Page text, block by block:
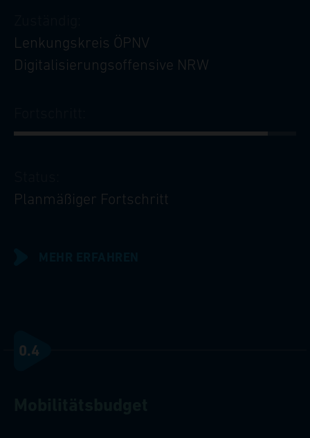
Lenkungskreis ÖPNV
Digitalisierungsoffensive NRW
Planmäßiger Fortschritt
0.4